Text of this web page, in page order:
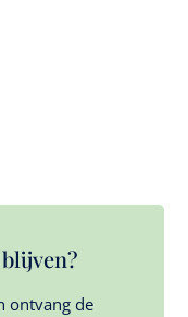
ontvang de